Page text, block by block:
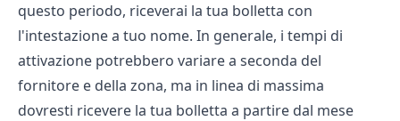
questo periodo, riceverai la tua bolletta con
l'intestazione a tuo nome. In generale, i tempi di
attivazione potrebbero variare a seconda del
fornitore e della zona, ma in linea di massima
dovresti ricevere la tua bolletta a partire dal mese